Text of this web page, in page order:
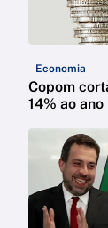
Economia
Copom
14% ao ano